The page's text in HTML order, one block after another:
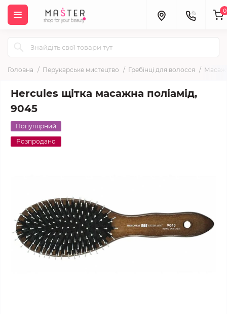
0
Головна Перукарське мистецтво Гребінці для волосся
Hercules щітка масажна поліамід,
9045
Популярний
Розпродано